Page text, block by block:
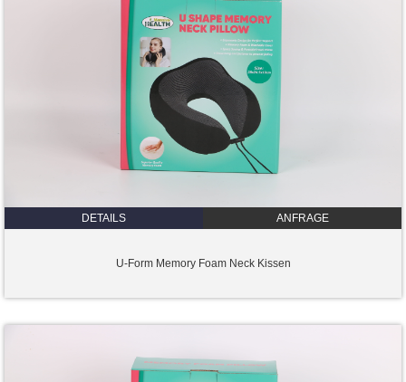
DETAILS ANFRAGE
U-Form Memory Foam Neck Kissen